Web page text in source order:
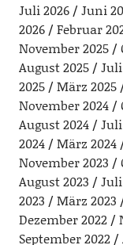
Juli 2026 Juni
2026
Februar
November 2025
August 2025
2025
März 2025
November 2024
August 2024
2024
März 2024
November 2023
August 2023
Juli
2023
März 2023
Dezember 2022
September 2022